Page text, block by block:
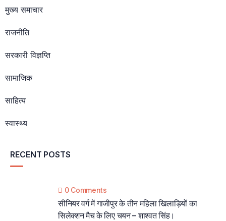
मुख्य समाचार
राजनीति
सरकारी विज्ञप्ति
सामाजिक
साहित्य
स्वास्थ्य
RECENT POSTS
0 Comments
सीनियर वर्ग में गाजीपुर के तीन महिला खिलाड़ियों का
सिलेक्शन मैच के लिए चयन – शाश्वत सिंह।